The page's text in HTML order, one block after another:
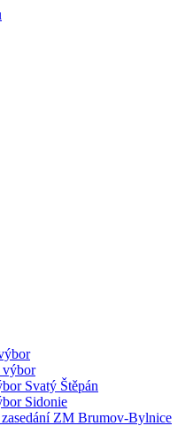
Svatý Štěpán
Sidonie
ZM Brumov-Bylnice